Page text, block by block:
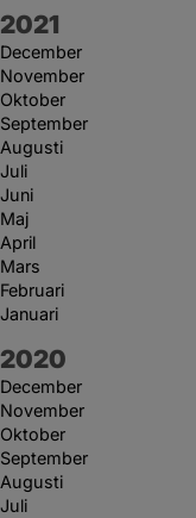
År:
2021
December
November
Oktober
September
Augusti
Juli
Juni
Maj
April
Mars
Februari
Januari
År:
2020
December
November
Oktober
September
Augusti
Juli